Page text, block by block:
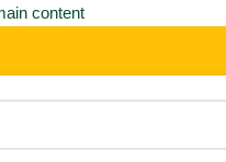
content